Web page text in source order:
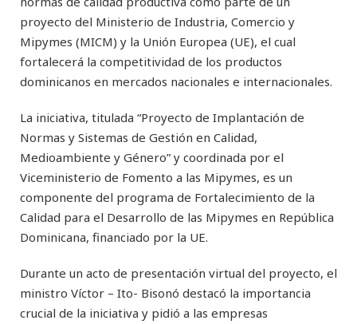
proyecto del Ministerio de Industria, Comercio y
Mipymes (MICM) y la Unión Europea (UE), el cual
fortalecerá la competitividad de los productos
dominicanos en mercados nacionales e internacionales.
La iniciativa, titulada “Proyecto de Implantación de
Normas y Sistemas de Gestión en Calidad,
Medioambiente y Género” y coordinada por el
Viceministerio de Fomento a las Mipymes, es un
componente del programa de Fortalecimiento de la
Calidad para el Desarrollo de las Mipymes en República
Dominicana, financiado por la UE.
Durante un acto de presentación virtual del proyecto, el
ministro Víctor – Ito- Bisonó destacó la importancia
crucial de la iniciativa y pidió a las empresas